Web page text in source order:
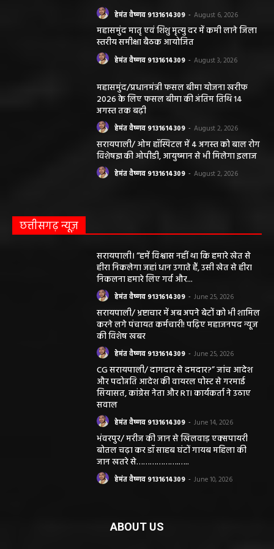
हेमंत वैष्णव 9131614309 - August 6, 2026
महासमुंद मातृ एवं शिशु मृत्यु दर में कमी लाने जिला
स्तरीय समीक्षा बैठक आयोजित
हेमंत वैष्णव 9131614309 - August 3, 2026
महासमुंद/प्रधानमंत्री फसल बीमा योजना खरीफ
2026 के लिए फसल बीमा की अंतिम तिथि 14
अगस्त तक बढ़ी
हेमंत वैष्णव 9131614309 - August 2, 2026
सरायपाली/ ओम हॉस्पिटल में 4 अगस्त को बाल रोग
विशेषज्ञ की ओपीडी, आयुष्मान से भी मिलेगा इलाज
हेमंत वैष्णव 9131614309 - August 2, 2026
छत्तीसगढ़ न्यूज़
सरायपाली। “हमें विश्वास नहीं था कि हमारे खेत से
हीरा निकलेगा जहां धान उगाते हैं, उसी खेत से हीरा
निकलना हमारे लिए गर्व और...
हेमंत वैष्णव 9131614309 - June 25, 2026
सरायपाली/ भ्रष्टाचार में अब अपने बेटों को भी शामिल
करने लगे पंचायत कर्मचारी! पढ़िए महाजनपद न्यूज
की विशेष खबर
हेमंत वैष्णव 9131614309 - June 25, 2026
CG सरायपाली/ दागदार से दमदार?” जांच आदेश
और पदोन्नति आदेश की वायरल पोस्ट से गरमाई
सियासत, कांग्रेस नेता और RTI कार्यकर्ता ने उठाए
सवाल
हेमंत वैष्णव 9131614309 - June 14, 2026
भंवरपुर/ मरीज की जान से खिलवाड़ एक्सपायरी
बोतल चढ़ा कर डॉ साहब घंटों गायब महिला की
जान खतरे से……………….…..
हेमंत वैष्णव 9131614309 - June 10, 2026
ABOUT US